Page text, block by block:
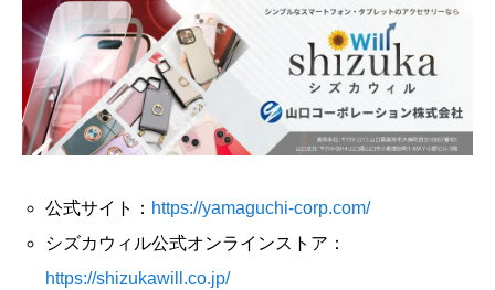
公式サイト： https://yamaguchi-corp.com/
シズカウィル公式オンラインストア：
https://shizukawill.co.jp/